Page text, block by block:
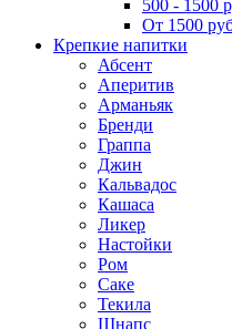
500 - 1500
От 1500
Крепкие напитки
Абсент
Аперитив
Арманьяк
Бренди
Граппа
Джин
Кальвадос
Кашаса
Ликер
Настойки
Ром
Саке
Текила
Шнапс